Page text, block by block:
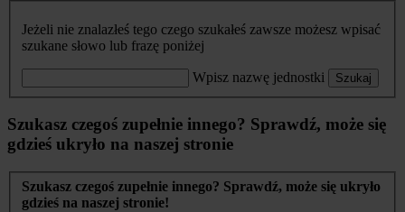
Jeżeli nie znalazłeś tego czego szukałeś zawsze możesz wpisać
szukane słowo lub frazę poniżej
Wpisz nazwę jednostki Szukaj
Szukasz czegoś zupełnie innego? Sprawdź, może się
gdzieś ukryło na naszej stronie
Szukasz czegoś zupełnie innego? Sprawdź, może się ukryło
gdzieś na naszej stronie!